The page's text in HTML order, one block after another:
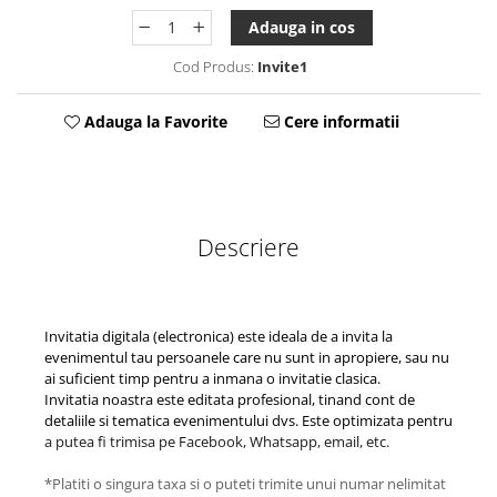
Tablou Personalizat
Adauga in cos
Cod Produs: Invite1
Adauga la Favorite Cere informatii
Descriere
Invitatia digitala (electronica) este ideala de a invita la
evenimentul tau persoanele care nu sunt in apropiere, sau nu
ai suficient timp pentru a inmana o invitatie clasica.
Invitatia noastra este editata profesional, tinand cont de
detaliile si tematica evenimentului dvs. Este optimizata pentru
a putea fi trimisa pe Facebook, Whatsapp, email, etc.
*Platiti o singura taxa si o puteti trimite unui numar nelimitat